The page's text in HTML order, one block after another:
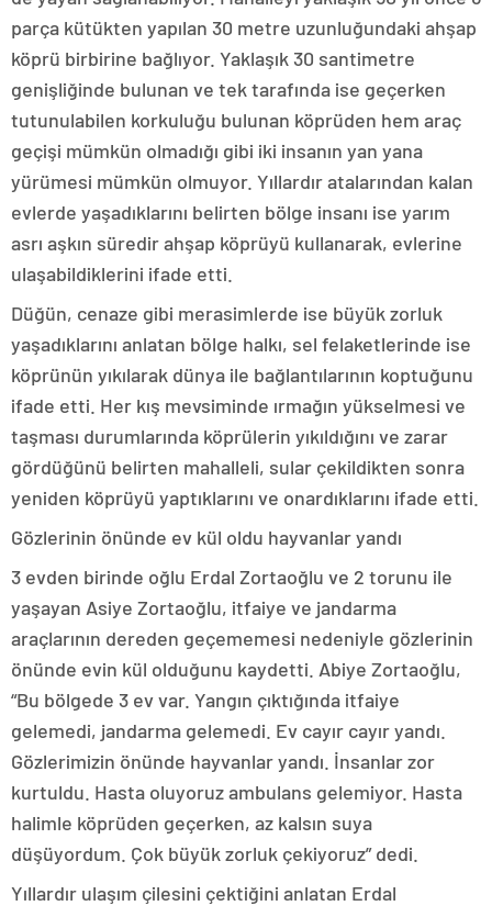
parça kütükten yapılan 30 metre uzunluğundaki ahşap
köprü birbirine bağlıyor. Yaklaşık 30 santimetre
genişliğinde bulunan ve tek tarafında ise geçerken
tutunulabilen korkuluğu bulunan köprüden hem araç
geçişi mümkün olmadığı gibi iki insanın yan yana
yürümesi mümkün olmuyor. Yıllardır atalarından kalan
evlerde yaşadıklarını belirten bölge insanı ise yarım
asrı aşkın süredir ahşap köprüyü kullanarak, evlerine
ulaşabildiklerini ifade etti.
Düğün, cenaze gibi merasimlerde ise büyük zorluk
yaşadıklarını anlatan bölge halkı, sel felaketlerinde ise
köprünün yıkılarak dünya ile bağlantılarının koptuğunu
ifade etti. Her kış mevsiminde ırmağın yükselmesi ve
taşması durumlarında köprülerin yıkıldığını ve zarar
gördüğünü belirten mahalleli, sular çekildikten sonra
yeniden köprüyü yaptıklarını ve onardıklarını ifade etti.
Gözlerinin önünde ev kül oldu hayvanlar yandı
3 evden birinde oğlu Erdal Zortaoğlu ve 2 torunu ile
yaşayan Asiye Zortaoğlu, itfaiye ve jandarma
araçlarının dereden geçememesi nedeniyle gözlerinin
önünde evin kül olduğunu kaydetti. Abiye Zortaoğlu,
“Bu bölgede 3 ev var. Yangın çıktığında itfaiye
gelemedi, jandarma gelemedi. Ev cayır cayır yandı.
Gözlerimizin önünde hayvanlar yandı. İnsanlar zor
kurtuldu. Hasta oluyoruz ambulans gelemiyor. Hasta
halimle köprüden geçerken, az kalsın suya
düşüyordum. Çok büyük zorluk çekiyoruz” dedi.
Yıllardır ulaşım çilesini çektiğini anlatan Erdal